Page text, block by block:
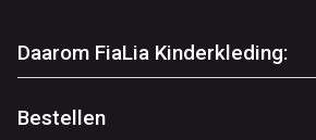
Daarom FiaLia Kinderkleding:
Bestellen